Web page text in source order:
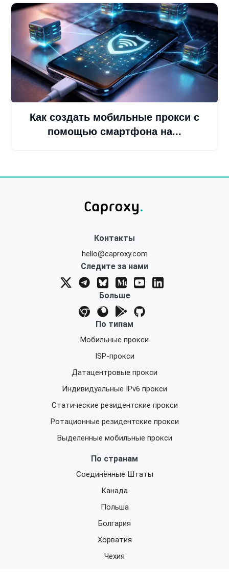
Как создать мобильные прокси с
помощью смартфона на...
Контакты
hello@caproxy.com
Следите за нами
Больше
По типам
Мобильные прокси
ISP-прокси
Датацентровые прокси
Индивидуальные IPv6 прокси
Статические резидентские прокси
Ротационные резидентские прокси
Выделенные мобильные прокси
По странам
Соединённые Штаты
Канада
Польша
Болгария
Хорватия
Чехия